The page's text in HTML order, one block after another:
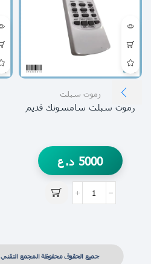
رموت سبلت
رموت سبلت سامسونك قديم
5000 د.ع
جميع الحقوق محفوظة المجمع التقني 2026